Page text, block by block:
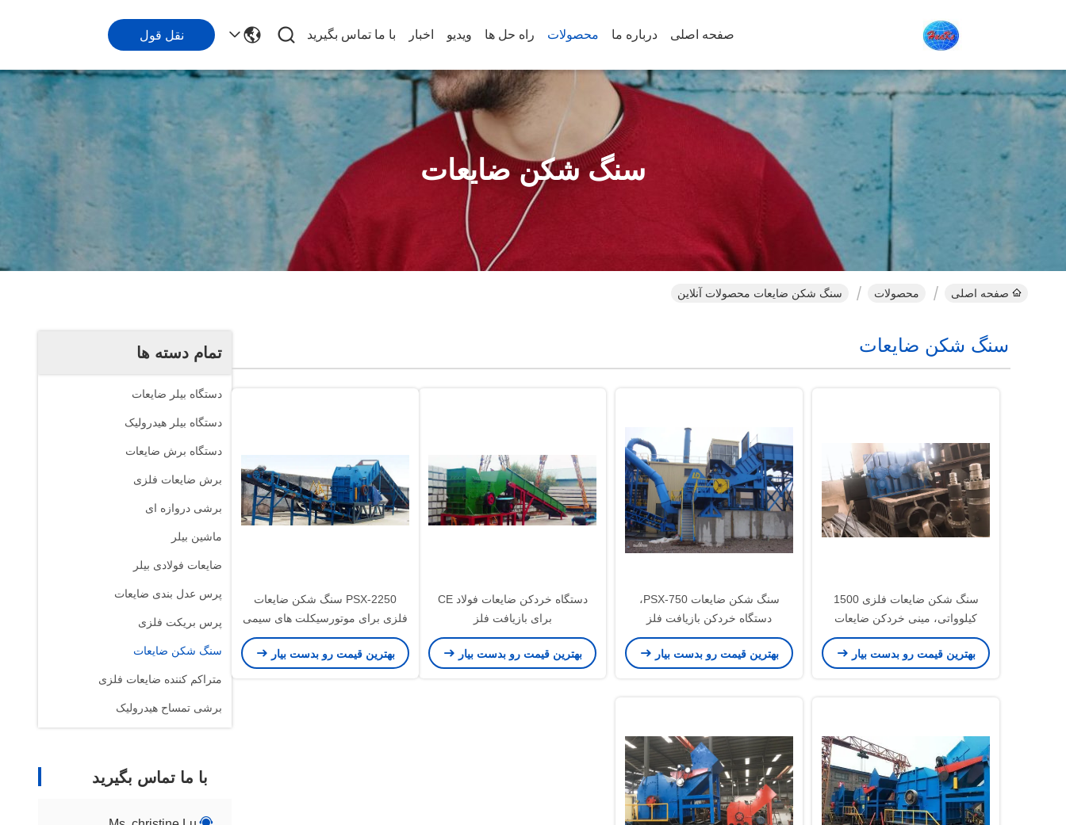
صفحه اصلی درباره ما محصولات راه حل ها ویدیو اخبار با ما تماس بگیرید نقل قول
سنگ شکن ضایعات
صفحه اصلی محصولات سنگ شکن ضایعات محصولات آنلاین
تمام دسته ها
دستگاه بیلر ضایعات
دستگاه بیلر هیدرولیک
دستگاه برش ضایعات
برش ضایعات فلزی
برشی دروازه ای
ماشین بیلر
ضایعات فولادی بیلر
پرس عدل بندی ضایعات
پرس بریکت فلزی
سنگ شکن ضایعات
متراکم کننده ضایعات فلزی
برشی تمساح هیدرولیک
با ما تماس بگیرید
سنگ شکن ضایعات
سنگ شکن ضایعات فلزی 1500
کیلوواتی، مینی خردکن ضایعات
فلزی
بهترین قیمت رو بدست بیار
سنگ شکن ضایعات PSX-750،
دستگاه خردکن بازیافت فلز
بهترین قیمت رو بدست بیار
دستگاه خردکن ضایعات فولاد CE
برای بازیافت فلز
بهترین قیمت رو بدست بیار
PSX-2250 سنگ شکن ضایعات
فلزی برای موتورسیکلت های سیمی
بشکه رنگ میله های کیل کاشی های
با پوشش رنگی
بهترین قیمت رو بدست بیار